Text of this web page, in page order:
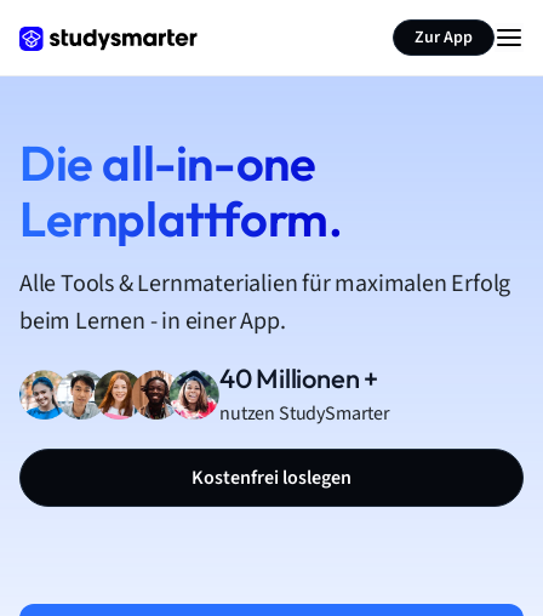
Zur App
Die all-in-one
Lernplattform.
Alle Tools & Lernmaterialien für maximalen Erfolg
beim Lernen - in einer App.
40 Millionen +
nutzen StudySmarter
Kostenfrei loslegen